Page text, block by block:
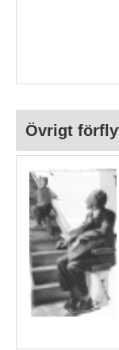
Övrigt